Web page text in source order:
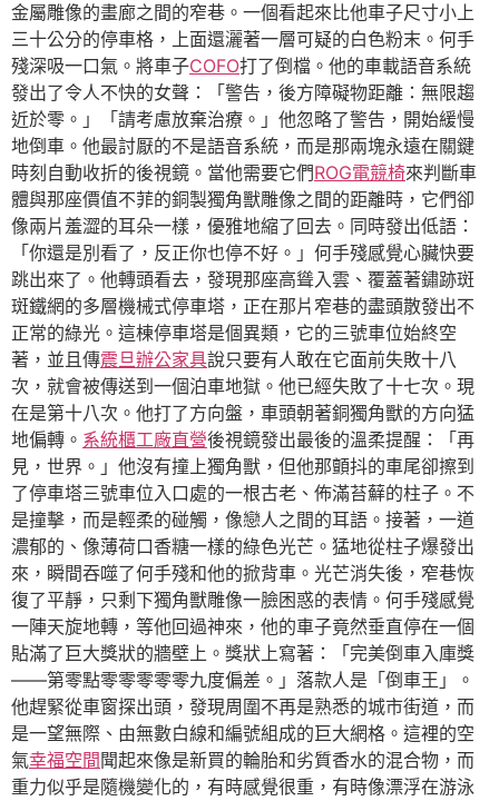
金屬雕像的畫廊之間的窄巷。一個看起來比他車子尺寸小上
三十公分的停車格，上面還灑著一層可疑的白色粉末。何手
殘深吸一口氣。將車子COFO打了倒檔。他的車載語音系統
發出了令人不快的女聲：「警告，後方障礙物距離：無限趨
近於零。」「請考慮放棄治療。」他忽略了警告，開始緩慢
地倒車。他最討厭的不是語音系統，而是那兩塊永遠在關鍵
時刻自動收折的後視鏡。當他需要它們ROG電競椅來判斷車
體與那座價值不菲的銅製獨角獸雕像之間的距離時，它們卻
像兩片羞澀的耳朵一樣，優雅地縮了回去。同時發出低語：
「你還是別看了，反正你也停不好。」何手殘感覺心臟快要
跳出來了。他轉頭看去，發現那座高聳入雲、覆蓋著鏽跡斑
斑鐵網的多層機械式停車塔，正在那片窄巷的盡頭散發出不
正常的綠光。這棟停車塔是個異類，它的三號車位始終空
著，並且傳震旦辦公家具說只要有人敢在它面前失敗十八
次，就會被傳送到一個泊車地獄。他已經失敗了十七次。現
在是第十八次。他打了方向盤，車頭朝著銅獨角獸的方向猛
地偏轉。 系統櫃工廠直營後視鏡發出最後的溫柔提醒：「再
見，世界。」他沒有撞上獨角獸，但他那顫抖的車尾卻擦到
了停車塔三號車位入口處的一根古老、佈滿苔蘚的柱子。不
是撞擊，而是輕柔的碰觸，像戀人之間的耳語。接著，一道
濃郁的、像薄荷口香糖一樣的綠色光芒。猛地從柱子爆發出
來，瞬間吞噬了何手殘和他的掀背車。光芒消失後，窄巷恢
復了平靜，只剩下獨角獸雕像一臉困惑的表情。何手殘感覺
一陣天旋地轉，等他回過神來，他的車子竟然垂直停在一個
貼滿了巨大獎狀的牆壁上。獎狀上寫著：「完美倒車入庫獎
——第零點零零零零零九度偏差。」落款人是「倒車王」。
他趕緊從車窗探出頭，發現周圍不再是熟悉的城市街道，而
是一望無際、由無數白線和編號組成的巨大網格。這裡的空
氣幸福空間 聞起來像是新買的輪胎和劣質香水的混合物，而
重力似乎是隨機變化的，有時感覺很重，有時像漂浮在游泳